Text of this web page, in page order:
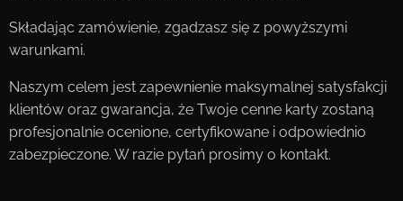
Składając zamówienie, zgadzasz się z powyższymi
warunkami.
Naszym celem jest zapewnienie maksymalnej satysfakcji
klientów oraz gwarancja, że Twoje cenne karty zostaną
profesjonalnie ocenione, certyfikowane i odpowiednio
zabezpieczone. W razie pytań prosimy o kontakt.